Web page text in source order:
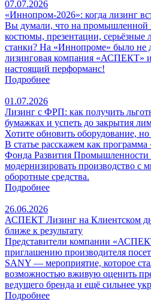
07.07.2026
«Иннопром-2026»: когда лизинг
Вы думали, что на промышленной
костюмы, презентации, серьёзные
станки? На «Иннопроме» было не
лизинговая компания «АСПЕКТ»
настоящий перформанс!
Подробнее
01.07.2026
Лизинг с ФРП: как получить
бумажках и успеть до закрытия
Хотите обновить оборудование,
В статье расскажем как
Фонда Развития Промышленности
модернизировать производство с
оборотные средства.
Подробнее
26.06.2026
АСПЕКТ Лизинг на Клиентском
ближе к результату
Представители компании
приглашению производителя
SANY — мероприятие, которое
возможностью вживую оценить
ведущего бренда и ещё сильнее
Подробнее